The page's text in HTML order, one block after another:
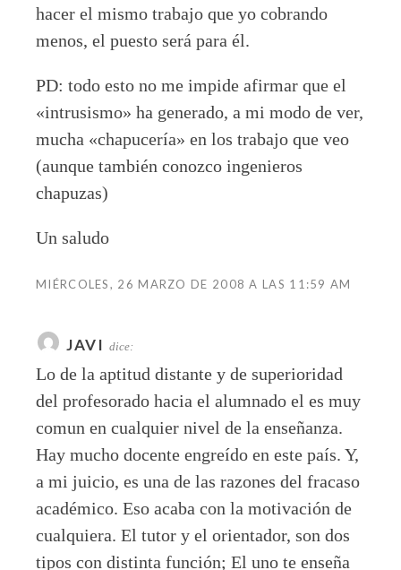
hacer el mismo trabajo que yo cobrando
menos, el puesto será para él.
PD: todo esto no me impide afirmar que el
«intrusismo» ha generado, a mi modo de ver,
mucha «chapucería» en los trabajo que veo
(aunque también conozco ingenieros
chapuzas)
Un saludo
MIÉRCOLES, 26 MARZO DE 2008 A LAS 11:59 AM
JAVI dice:
Lo de la aptitud distante y de superioridad
del profesorado hacia el alumnado el es muy
comun en cualquier nivel de la enseñanza.
Hay mucho docente engreído en este país. Y,
a mi juicio, es una de las razones del fracaso
académico. Eso acaba con la motivación de
cualquiera. El tutor y el orientador, son dos
tipos con distinta función; El uno te enseña